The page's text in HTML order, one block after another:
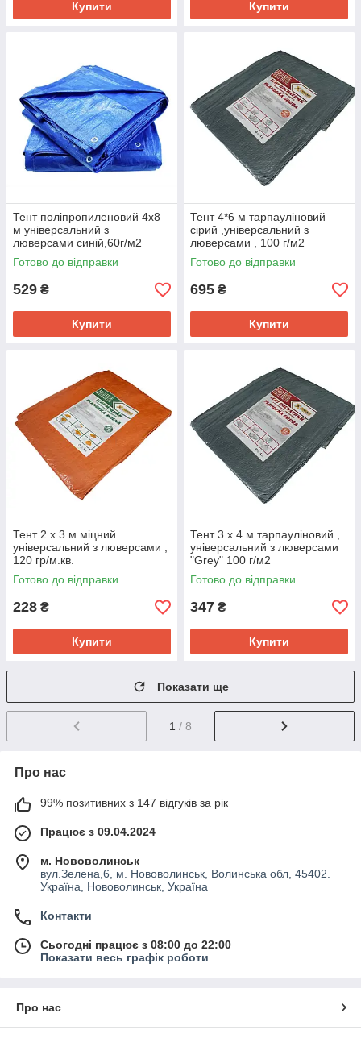
Купити Купити
Тент поліпропиленовий 4x8
м універсальний з
люверсами синій,60г/м2
Готово до відправки
529 ₴
Купити
Тент 4*6 м тарпауліновий
сірий ,універсальний з
люверсами , 100 г/м2
Готово до відправки
695 ₴
Купити
Тент 2 х 3 м міцний
універсальний з люверсами ,
120 гр/м.кв.
Готово до відправки
228 ₴
Купити
Тент 3 х 4 м тарпауліновий ,
універсальний з люверсами
"Grey" 100 г/м2
Готово до відправки
347 ₴
Купити
Показати ще
1 / 8
Про нас
99% позитивних з 147 відгуків за рік
Працює з 09.04.2024
м. Нововолинськ
вул.Зелена,6, м. Нововолинськ, Волинська обл, 45402.
Україна, Нововолинськ, Україна
Контакти
Сьогодні працює з 08:00 до 22:00
Показати весь графік роботи
Про нас